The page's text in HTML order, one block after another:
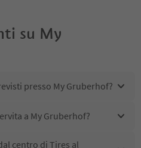
su My
presso My Gruberhof?
a My Gruberhof?
centro di Tires al